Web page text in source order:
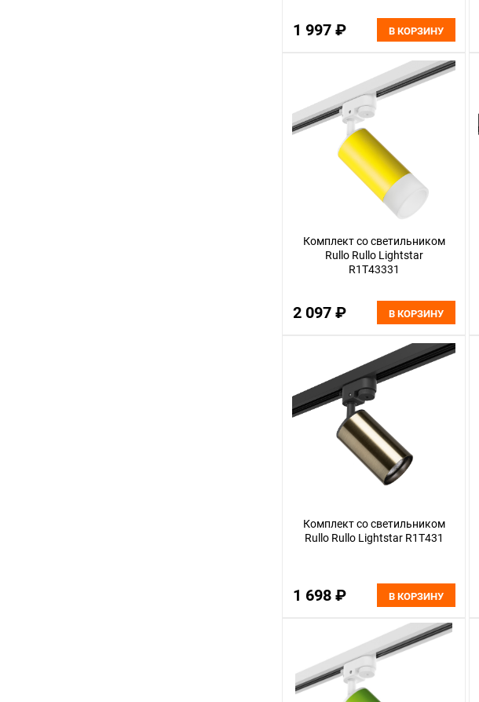
1 997 ₽ В КОРЗИНУ
Комплект со светильником
Rullo Rullo Lightstar
R1T43331
2 097 ₽ В КОРЗИНУ
Комплект со светильником
Rullo Rullo Lightstar R1T431
1 698 ₽ В КОРЗИНУ